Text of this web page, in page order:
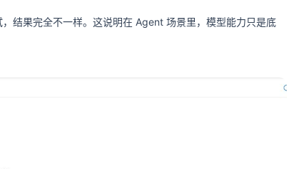
结果完全不一样。这说明在 Agent 场景里，模型能力只是底